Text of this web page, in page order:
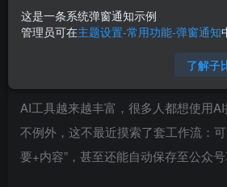
零门槛搞定AI发文流水线！从主题到公
AI工具越来越丰富，很多人都想使用
不例外，这不最近摸索了套工作流：
要+内容”，甚至还能自动保存至公众号
这是一条系统弹窗通知示例
管理员可在主题设置-常用功能-弹窗通知
了解子